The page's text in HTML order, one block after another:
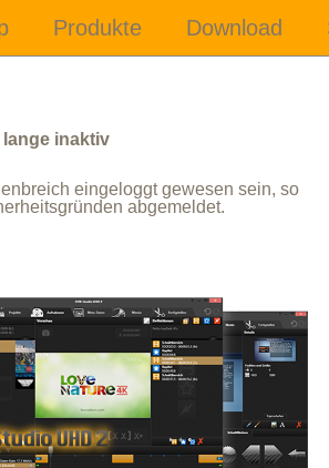
lange inaktiv
eingeloggt gewesen sein, so
abgemeldet.